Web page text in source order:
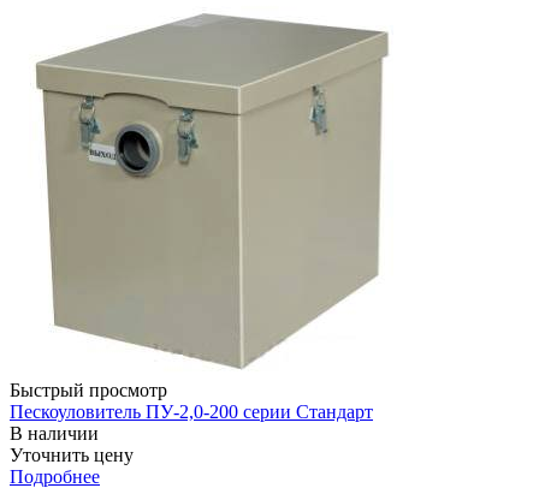
Быстрый просмотр
Пескоуловитель ПУ-2,0-200 серии Стандарт
В наличии
Уточнить цену
Подробнее